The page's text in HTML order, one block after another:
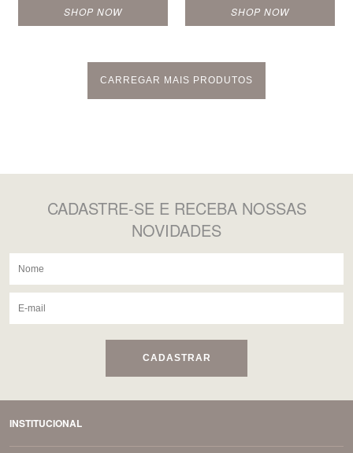
SHOP NOW SHOP NOW
CARREGAR MAIS PRODUTOS
CADASTRE-SE E RECEBA NOSSAS
NOVIDADES
CADASTRAR
INSTITUCIONAL